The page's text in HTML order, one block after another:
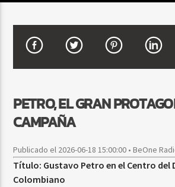
ARTIST
DJ MIX
12:00 AM 2:00 AM
Beone Radio
PETRO, EL GRAN
CAMPAÑA
Publicado el 2026-06-18 15:00:00 • BeOne
Título: Gustavo Petro en el Centro del
Colombiano